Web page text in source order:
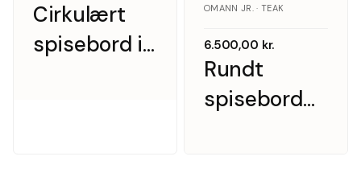
Cirkulært
spisebord i
Rundt
spisebord
OMANN JR. · TEAK
6.500,00 kr.